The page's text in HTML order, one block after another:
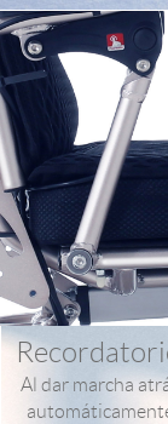
Al dar marcha